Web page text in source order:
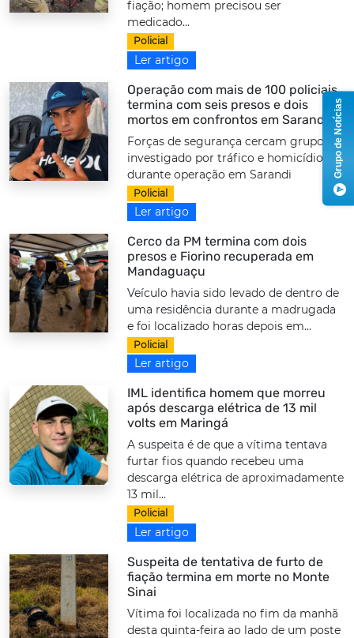
fiação; homem precisou ser
medicado...
Policial
Ler artigo
Operação com mais de 100 policiais
termina com seis presos e dois
mortos em confrontos em Sarandi
Forças de segurança cercam grupo
investigado por tráfico e homicídios
durante operação em Sarandi
Policial
Ler artigo
Cerco da PM termina com dois
presos e Fiorino recuperada em
Mandaguaçu
Veículo havia sido levado de dentro de
uma residência durante a madrugada
e foi localizado horas depois em...
Policial
Ler artigo
IML identifica homem que morreu
após descarga elétrica de 13 mil
volts em Maringá
A suspeita é de que a vítima tentava
furtar fios quando recebeu uma
descarga elétrica de aproximadamente
13 mil...
Policial
Ler artigo
Suspeita de tentativa de furto de
fiação termina em morte no Monte
Sinai
Vítima foi localizada no fim da manhã
desta quinta-feira ao lado de um poste
Grupo de Notícias